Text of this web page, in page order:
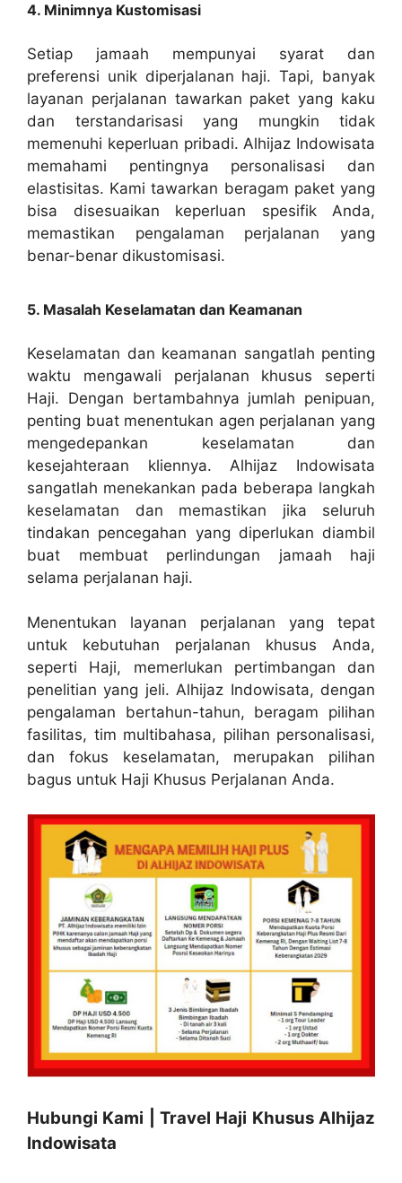
4. Minimnya Kustomisasi
Setiap jamaah mempunyai syarat dan
preferensi unik diperjalanan haji. Tapi, banyak
layanan perjalanan tawarkan paket yang kaku
dan terstandarisasi yang mungkin tidak
memenuhi keperluan pribadi. Alhijaz Indowisata
memahami pentingnya personalisasi dan
elastisitas. Kami tawarkan beragam paket yang
bisa disesuaikan keperluan spesifik Anda,
memastikan pengalaman perjalanan yang
benar-benar dikustomisasi.
5. Masalah Keselamatan dan Keamanan
Keselamatan dan keamanan sangatlah penting
waktu mengawali perjalanan khusus seperti
Haji. Dengan bertambahnya jumlah penipuan,
penting buat menentukan agen perjalanan yang
mengedepankan keselamatan dan
kesejahteraan kliennya. Alhijaz Indowisata
sangatlah menekankan pada beberapa langkah
keselamatan dan memastikan jika seluruh
tindakan pencegahan yang diperlukan diambil
buat membuat perlindungan jamaah haji
selama perjalanan haji.
Menentukan layanan perjalanan yang tepat
untuk kebutuhan perjalanan khusus Anda,
seperti Haji, memerlukan pertimbangan dan
penelitian yang jeli. Alhijaz Indowisata, dengan
pengalaman bertahun-tahun, beragam pilihan
fasilitas, tim multibahasa, pilihan personalisasi,
dan fokus keselamatan, merupakan pilihan
bagus untuk Haji Khusus Perjalanan Anda.
Hubungi Kami | Travel Haji Khusus Alhijaz
Indowisata